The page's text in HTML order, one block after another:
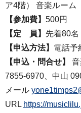
ア4階） 音楽ルーム
【参加費】 500円
【定 員】 先着80名
【申込方法】 電話予
【申込・問合せ】
7855-6970、中山
メール
URL https://